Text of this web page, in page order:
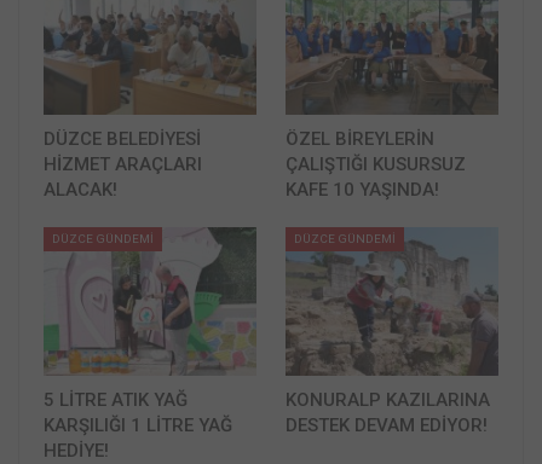
DÜZCE BELEDİYESİ
HİZMET ARAÇLARI
ALACAK!
ÖZEL BİREYLERİN
ÇALIŞTIĞI KUSURSUZ
KAFE 10 YAŞINDA!
DÜZCE GÜNDEMİ
5 LİTRE ATIK YAĞ
KARŞILIĞI 1 LİTRE YAĞ
HEDİYE!
DÜZCE GÜNDEMİ
KONURALP KAZILARINA
DESTEK DEVAM EDİYOR!